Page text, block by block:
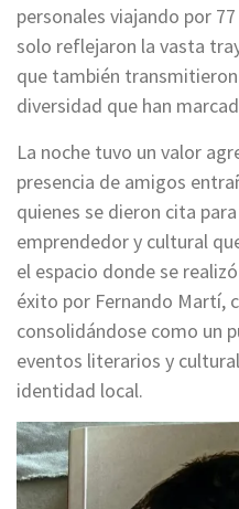
personales viajando por
solo reflejaron la vasta
que también
diversidad que han
La noche tuvo un valor
presencia de amigos
quienes se dieron cita
emprendedor y cultural
el espacio donde se
éxito por Fernando Martí,
consolidándose como un
eventos literarios y
identidad local.